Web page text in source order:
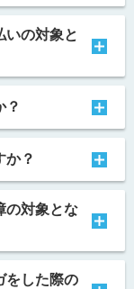
いの対象と
？
か？
の対象とな
をした際の